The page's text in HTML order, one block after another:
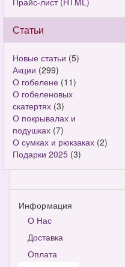
Статьи
Новые статьи (5)
Акции (299)
О гобелене (11)
О гобеленовых
скатертях (3)
О покрывалах и
подушках (7)
О сумках и рюкзаках (2)
Подарки 2025 (3)
Информация
О Нас
Доставка
Оплата